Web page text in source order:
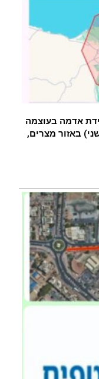
אדמה בעוצמה
באזור מצרים,